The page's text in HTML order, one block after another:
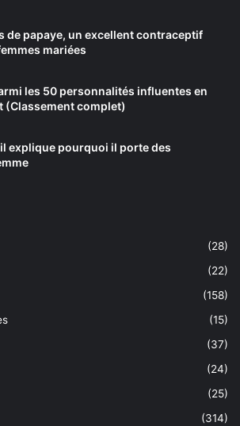
de papaye, un excellent contraceptif
mariées
les 50 personnalités influentes en
(Classement complet)
il explique pourquoi il porte des
(28)
(22)
(158)
(15)
(37)
(24)
(25)
(314)